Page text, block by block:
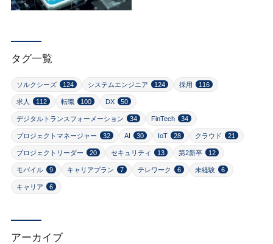
タグ一覧
ソルクシーズ 124 システムエンジニア 124 採用 116
求人 112 転職 100 DX 50
デジタルトランスフォーメーション 34 FinTech 34
プロジェクトマネージャー 32 AI 30 IoT 28 クラウド 21
プロジェクトリーダー 20 セキュリティ 13 第2新卒 12
モバイル 9 キャリアプラン 7 テレワーク 6 未経験 6
キャリア 6
アーカイブ